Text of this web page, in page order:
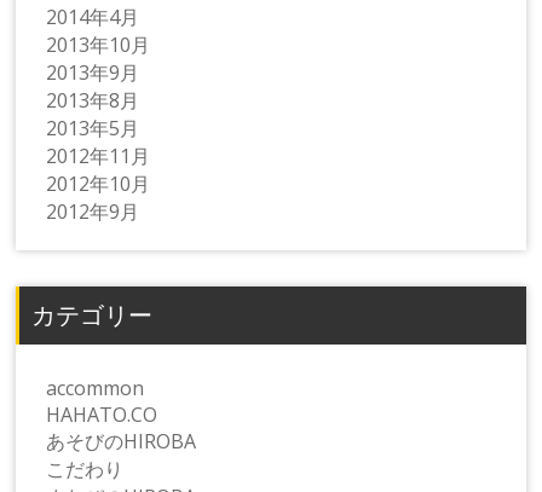
2014年4月
2013年10月
2013年9月
2013年8月
2013年5月
2012年11月
2012年10月
2012年9月
カテゴリー
accommon
HAHATO.CO
あそびのHIROBA
こだわり